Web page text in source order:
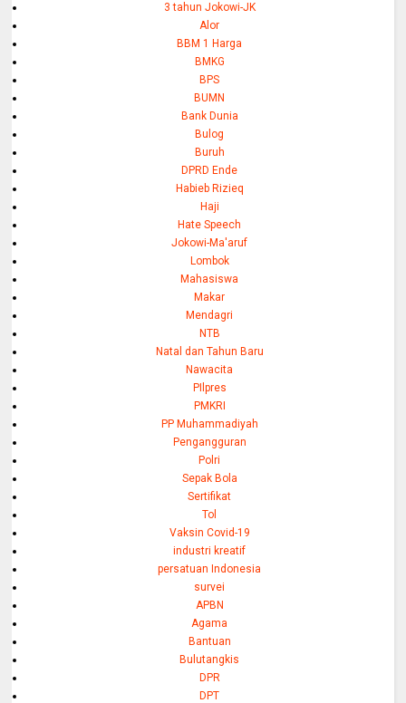
3 tahun Jokowi-JK
Alor
BBM 1 Harga
BMKG
BPS
BUMN
Bank Dunia
Bulog
Buruh
DPRD Ende
Habieb Rizieq
Haji
Hate Speech
Jokowi-Ma'aruf
Lombok
Mahasiswa
Makar
Mendagri
NTB
Natal dan Tahun Baru
Nawacita
PIlpres
PMKRI
PP Muhammadiyah
Pengangguran
Polri
Sepak Bola
Sertifikat
Tol
Vaksin Covid-19
industri kreatif
persatuan Indonesia
survei
APBN
Agama
Bantuan
Bulutangkis
DPR
DPT